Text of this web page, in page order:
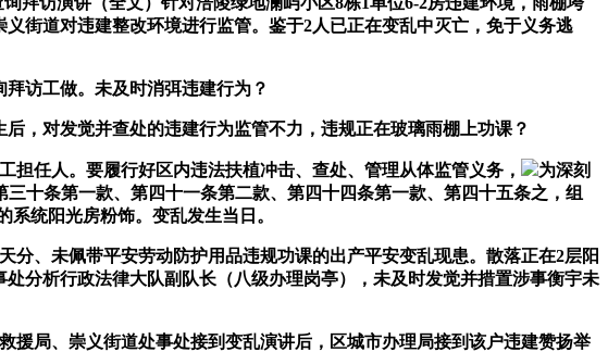
街道对违建整改环境进行监管。鉴于2人已正在变乱中灭亡，免于义务逃
访工做。未及时消弭违建行为？
对发觉并查处的违建行为监管不力，违规正在玻璃雨棚上功课？
人。要履行好区内违法扶植冲击、查处、管理从体监管义务，
为深刻
十条第一款、第四十一条第二款、第四十四条第一款、第四十五条之，组
统阳光房粉饰。变乱发生当日。
、未佩带平安劳动防护用品违规功课的出产平安变乱现患。散落正在2层阳
分析行政法律大队副队长（八级办理岗亭），未及时发觉并措置涉事衡宇未
局、崇义街道处事处接到变乱演讲后，区城市办理局接到该户违建赞扬举